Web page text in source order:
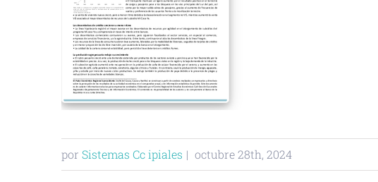
por Sistemas Cc ipiales | octubre 28th, 2024